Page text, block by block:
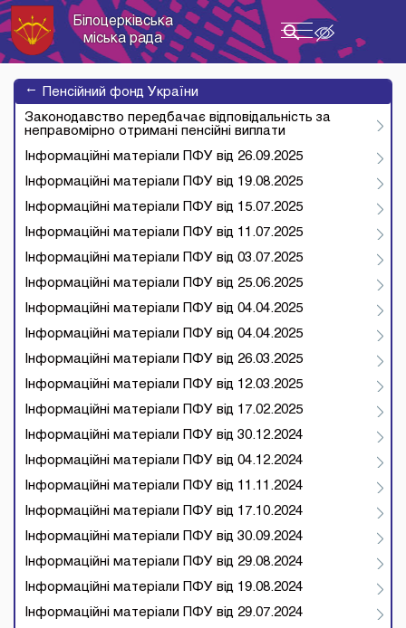
Toggle
navigation
Білоцерківська
міська рада
→
Пенсійний фонд України
Законодавство передбачає відповідальність за
неправомірно отримані пенсійні виплати
Інформаційні матеріали ПФУ від 26.09.2025
Інформаційні матеріали ПФУ від 19.08.2025
Інформаційні матеріали ПФУ від 15.07.2025
Інформаційні матеріали ПФУ від 11.07.2025
Інформаційні матеріали ПФУ від 03.07.2025
Інформаційні матеріали ПФУ від 25.06.2025
Інформаційні матеріали ПФУ від 04.04.2025
Інформаційні матеріали ПФУ від 04.04.2025
Інформаційні матеріали ПФУ від 26.03.2025
Інформаційні матеріали ПФУ від 12.03.2025
Інформаційні матеріали ПФУ від 17.02.2025
Інформаційні матеріали ПФУ від 30.12.2024
Інформаційні матеріали ПФУ від 04.12.2024
Інформаційні матеріали ПФУ від 11.11.2024
Інформаційні матеріали ПФУ від 17.10.2024
Інформаційні матеріали ПФУ від 30.09.2024
Інформаційні матеріали ПФУ від 29.08.2024
Інформаційні матеріали ПФУ від 19.08.2024
Інформаційні матеріали ПФУ від 29.07.2024